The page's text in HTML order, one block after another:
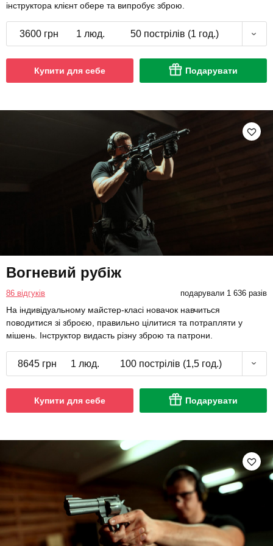
інструктора клієнт обере та випробує зброю.
3600 грн 1 люд. 50 пострілів (1 год.)
Купити для себе Подарувати
Вогневий рубіж
86 відгуків подарували 1 636 разів
На індивідуальному майстер-класі новачок навчиться
поводитися зі зброєю, правильно цілитися та потрапляти у
мішень. Інструктор видасть різну зброю та патрони.
8645 грн 1 люд. 100 пострілів (1,5 год.)
Купити для себе Подарувати